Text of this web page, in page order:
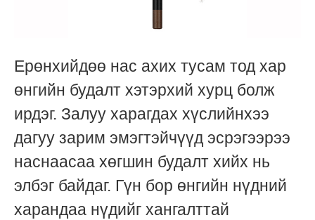
Ерөнхийдөө нас ахих тусам тод хар
өнгийн будалт хэтэрхий хурц болж
ирдэг. Залуу харагдах хүслийнхээ
дагуу зарим эмэгтэйчүүд эсрэгээрээ
наснаасаа хөгшин будалт хийх нь
элбэг байдаг. Гүн бор өнгийн нүдний
харандаа нүдийг хангалттай